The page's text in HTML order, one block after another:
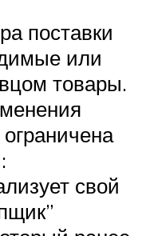
поставки
или
товары.
свой